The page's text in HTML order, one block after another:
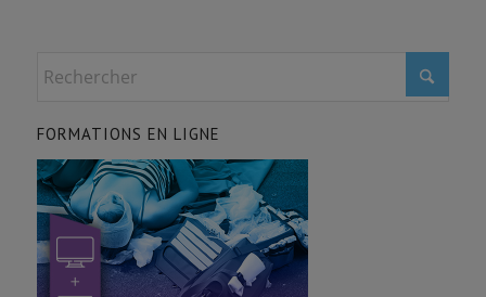
FORMATIONS EN LIGNE